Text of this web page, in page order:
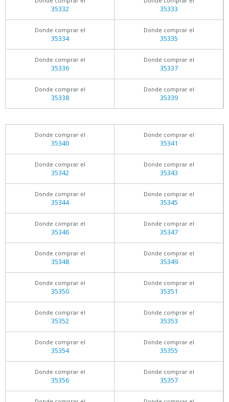
35332 35333
Donde comprar el
35334
Donde comprar el
35335
Donde comprar el
35336
Donde comprar el
35337
Donde comprar el
35338
Donde comprar el
35339
Donde comprar el
35340
Donde comprar el
35341
Donde comprar el
35342
Donde comprar el
35343
Donde comprar el
35344
Donde comprar el
35345
Donde comprar el
35346
Donde comprar el
35347
Donde comprar el
35348
Donde comprar el
35349
Donde comprar el
35350
Donde comprar el
35351
Donde comprar el
35352
Donde comprar el
35353
Donde comprar el
35354
Donde comprar el
35355
Donde comprar el
35356
Donde comprar el
35357